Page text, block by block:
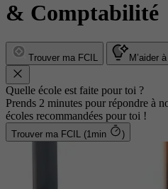
& Comptabilité
Trouver ma FCIL M’aider
Quelle école est faite pour toi ?
Prends 2 minutes pour répondre à
écoles recommandées pour toi !
Trouver ma FCIL (1min )